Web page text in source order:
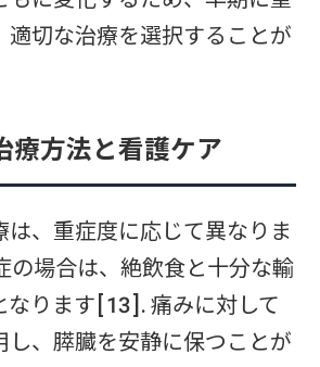
適切な治療を選択することが
療方法と看護ケア
は、重症度に応じて異なりま
場合は、絶飲食と十分な輸
なります[13]. 痛みに対して
し、膵臓を安静に保つことが